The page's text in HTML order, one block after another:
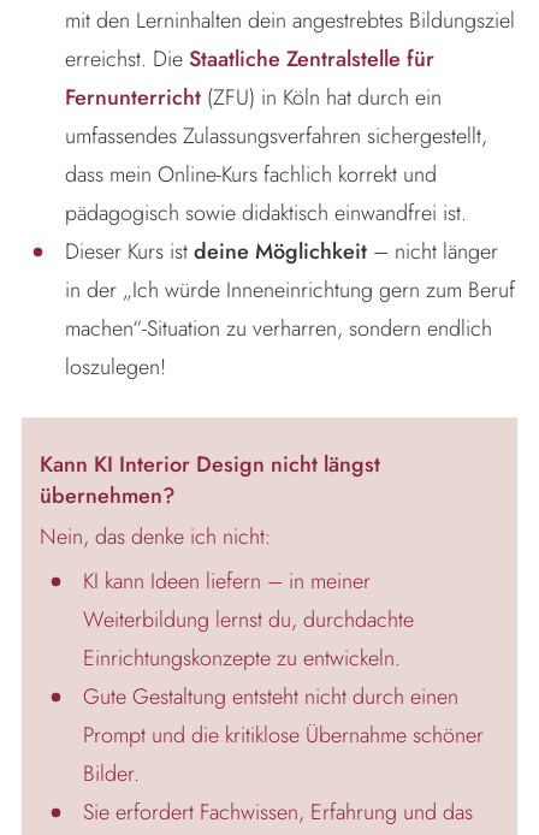
mit den Lerninhalten dein angestrebtes Bildungsziel
erreichst. DieStaatliche Zentralstelle für
Fernunterricht (ZFU) in Köln hat durch ein
umfassendes Zulassungsverfahren sichergestellt,
dass mein Online-Kurs fachlich korrekt und
pädagogisch sowie didaktisch einwandfrei ist.
Dieser Kurs istdeine Möglichkeit – nicht länger
in der „Ich würde Inneneinrichtung gern zum Beruf
machen“-Situation zu verharren, sondern endlich
loszulegen!
Kann KI Interior Design nicht längst
übernehmen?
Nein, das denke ich nicht:
KI kann Ideen liefern – in meiner
Weiterbildung lernst du, durchdachte
Einrichtungskonzepte zu entwickeln.
Gute Gestaltung entsteht nicht durch einen
Prompt und die kritiklose Übernahme schöner
Bilder.
Sie erfordert Fachwissen, Erfahrung und das